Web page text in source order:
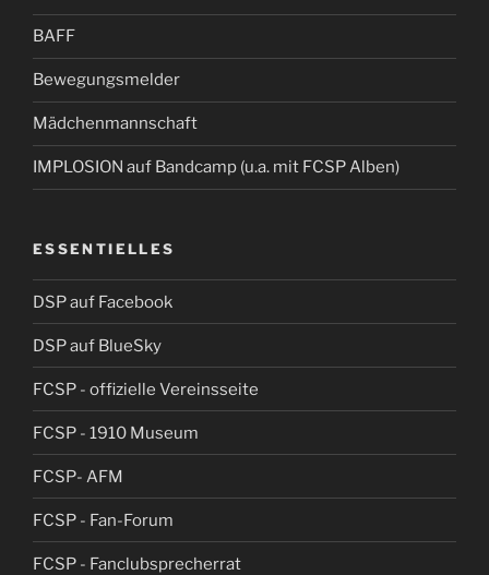
BAFF
Bewegungsmelder
Mädchenmannschaft
IMPLOSION auf Bandcamp (u.a. mit FCSP Alben)
ESSENTIELLES
DSP auf Facebook
DSP auf BlueSky
FCSP - offizielle Vereinsseite
FCSP - 1910 Museum
FCSP- AFM
FCSP - Fan-Forum
FCSP - Fanclubsprecherrat